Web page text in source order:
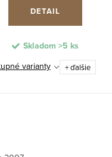
DETAIL
Skladom >5 ks
varianty + ďalšie